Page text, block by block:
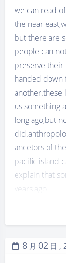
THEY HAD
LEGENDS TO
FIRST
TOOLS OF
EASIER TO
ALSO HAVE
HAVE
SO THE
EVEN THE
HAVE
POLISHED
YORKSHIRE.
we can read
the near
but there are
people can
preserve their
handed down
another.these
us something
long ago,but
ancetors of
pacific island
explain that
years ago.
but the first
long ago that
so8 月 02 日 ,